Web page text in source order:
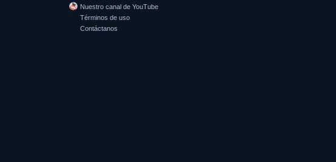
Nuestro canal de YouTube
Términos de uso
Contáctanos